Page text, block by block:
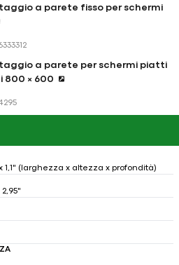
6333312
800 × 600
x 1,1" (larghezza x altezza x profondità)
2,95"